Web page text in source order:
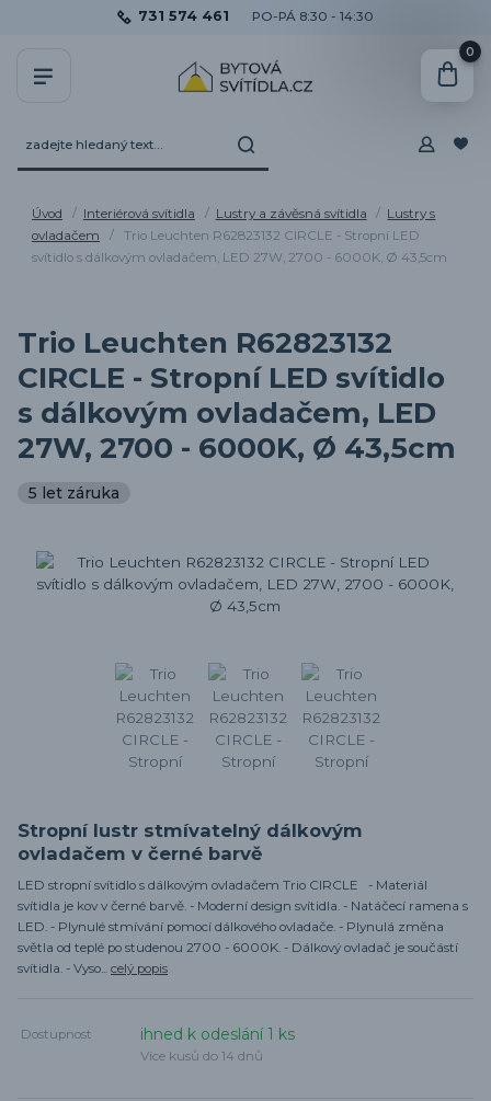
731 574 461 PO-PÁ 8:30 - 14:30
0
Úvod Interiérová svítidla Lustry a závěsná svítidla
Lustry s
ovladačem
Trio Leuchten R62823132 CIRCLE - Stropní LED
svítidlo s dálkovým ovladačem, LED 27W, 2700 - 6000K, Ø 43,5cm
Trio Leuchten R62823132
CIRCLE - Stropní LED svítidlo
s dálkovým ovladačem, LED
27W, 2700 - 6000K, Ø 43,5cm
5 let záruka
Stropní lustr stmívatelný dálkovým
ovladačem v černé barvě
LED stropní svítidlo s dálkovým ovladačem Trio CIRCLE - Materiál
svítidla je kov v černé barvě. - Moderní design svítidla. - Natáčecí ramena s
LED. - Plynulé stmívání pomocí dálkového ovladače. - Plynulá změna
světla od teplé po studenou 2700 - 6000K. - Dálkový ovladač je součástí
svítidla. - Vyso... celý popis
Dostupnost ihned k odeslání 1 ks
Více kusů do 14 dnů